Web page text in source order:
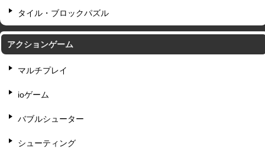
タイル・ブロックパズル
アクションゲーム
マルチプレイ
ioゲーム
バブルシューター
シューティング